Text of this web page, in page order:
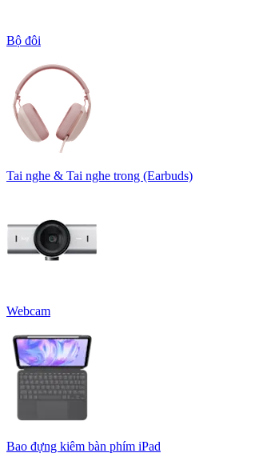
Bộ đôi
Tai nghe & Tai nghe trong (Earbuds)
Webcam
Bao đựng kiêm bàn phím iPad